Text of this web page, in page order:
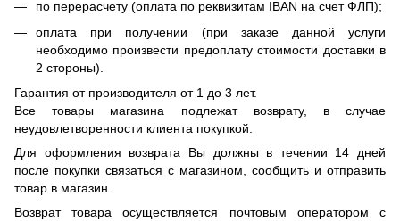
по перерасчету (оплата по реквизитам IBAN на счет ФЛП);
оплата при получении (при заказе данной услуги
необходимо произвести предоплату стоимости доставки в
2 стороны).
Гарантия от производителя от 1 до 3 лет.
Все товары магазина подлежат возврату, в случае
неудовлетворенности клиента покупкой.
Для оформления возврата Вы должны в течении 14 дней
после покупки связаться с магазином, сообщить и отправить
товар в магазин.
Возврат товара осуществляется почтовым оператором с